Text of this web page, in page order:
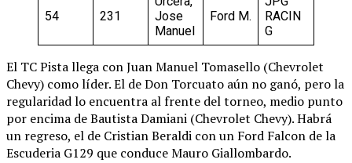
54 231
Jose
Manuel
Ford M.
RACIN
G
El TC Pista llega con Juan Manuel Tomasello (Chevrolet
Chevy) como líder. El de Don Torcuato aún no ganó, pero la
regularidad lo encuentra al frente del torneo, medio punto
por encima de Bautista Damiani (Chevrolet Chevy). Habrá
un regreso, el de Cristian Beraldi con un Ford Falcon de la
Escuderia G129 que conduce Mauro Giallombardo.